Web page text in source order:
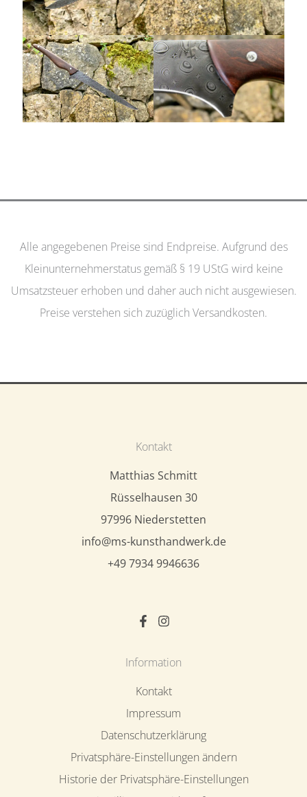
Alle angegebenen Preise sind Endpreise. Aufgrund des
Kleinunternehmerstatus gemäß § 19 UStG wird keine
Umsatzsteuer erhoben und daher auch nicht ausgewiesen.
Preise verstehen sich zuzüglich Versandkosten.
Kontakt
Matthias Schmitt
Rüsselhausen 30
97996 Niederstetten
info@ms-kunsthandwerk.de
+49 7934 9946636
Information
Kontakt
Impressum
Datenschutzerklärung
Privatsphäre-Einstellungen ändern
Historie der Privatsphäre-Einstellungen